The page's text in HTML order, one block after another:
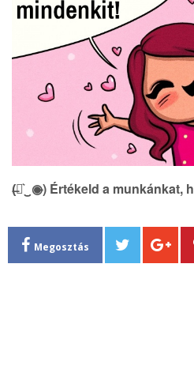
(̶◉͛‿◉̶) Értékeld a munkánkat,
Megosztás